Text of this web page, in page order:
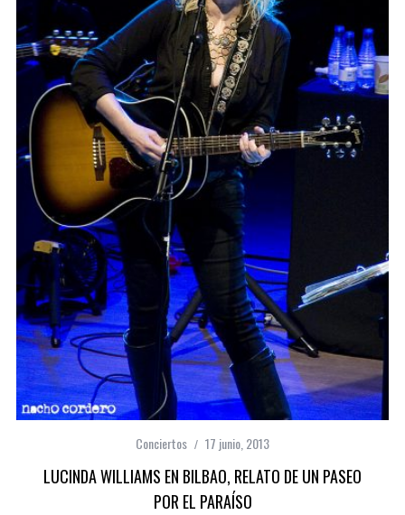
Conciertos 17 junio, 2013
LUCINDA WILLIAMS EN BILBAO, RELATO DE UN PASEO
POR EL PARAÍSO